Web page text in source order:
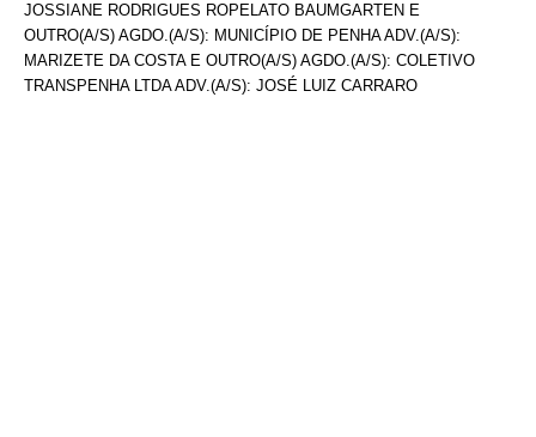
JOSSIANE RODRIGUES ROPELATO BAUMGARTEN E
OUTRO(A/S) AGDO.(A/S): MUNICÍPIO DE PENHA ADV.(A/S):
MARIZETE DA COSTA E OUTRO(A/S) AGDO.(A/S): COLETIVO
TRANSPENHA LTDA ADV.(A/S): JOSÉ LUIZ CARRARO